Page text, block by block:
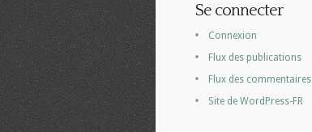
Se connecter
Connexion
Flux des publications
Flux des commentaires
Site de WordPress-FR